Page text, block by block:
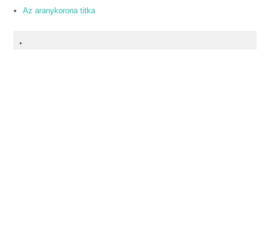
Az aranykorona titka
.